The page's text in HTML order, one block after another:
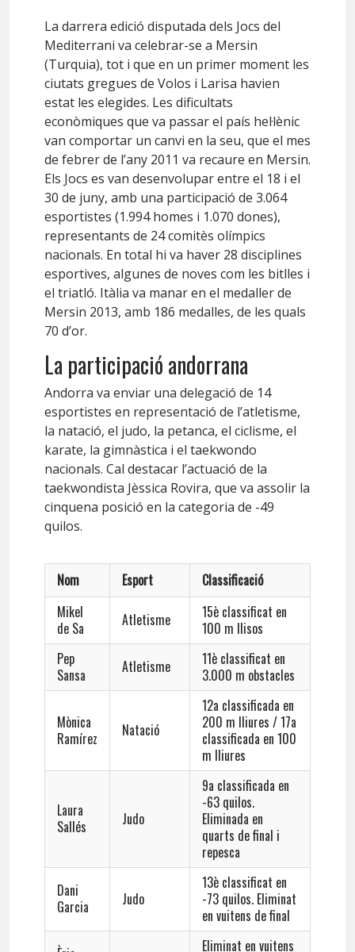
La darrera edició disputada dels Jocs del
Mediterrani va celebrar-se a Mersin
(Turquia), tot i que en un primer moment les
ciutats gregues de Volos i Larisa havien
estat les elegides. Les dificultats
econòmiques que va passar el país hel·lènic
van comportar un canvi en la seu, que el mes
de febrer de l’any 2011 va recaure en Mersin.
Els Jocs es van desenvolupar entre el 18 i el
30 de juny, amb una participació de 3.064
esportistes (1.994 homes i 1.070 dones),
representants de 24 comitès olímpics
nacionals. En total hi va haver 28 disciplines
esportives, algunes de noves com les bitlles i
el triatló. Itàlia va manar en el medaller de
Mersin 2013, amb 186 medalles, de les quals
70 d’or.
La participació andorrana
Andorra va enviar una delegació de 14
esportistes en representació de l’atletisme,
la natació, el judo, la petanca, el ciclisme, el
karate, la gimnàstica i el taekwondo
nacionals. Cal destacar l’actuació de la
taekwondista Jèssica Rovira, que va assolir la
cinquena posició en la categoria de -49
quilos.
Nom Esport
Classificació
Mikel
de Sa
Atletisme
15è classificat en
100 m llisos
Pep
Sansa
Atletisme
11è classificat en
3.000 m obstacles
Mònica
Ramírez
Natació
12a classificada en
200 m lliures / 17a
classificada en 100
m lliures
Laura
Sallés
Judo
9a classificada en
-63 quilos.
Eliminada en
quarts de final i
repesca
Dani
Garcia
Judo
13è classificat en
-73 quilos. Eliminat
en vuitens de final
Eliminat en vuitens